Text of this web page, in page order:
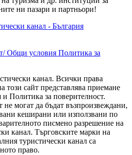
ни пазари и партньори!
канал - България
Общи условия Политика за
канал. Всички права
този сайт представлява приемане
Политика за поверителност.
не могат да бъдат възпроизвеждани,
кеширани или използвани по
писмено разрешение на
канал. Търговските марки на
туристически канал са
право.